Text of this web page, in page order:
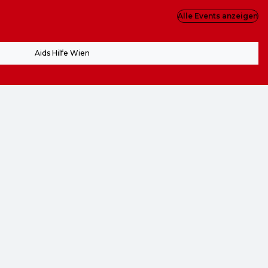
Aids Hilfe Wien
Alle Events anzeigen